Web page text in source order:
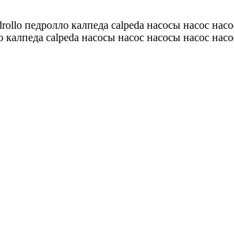
педролло калпеда calpeda насосы насос
calpeda насосы насос насосы насос